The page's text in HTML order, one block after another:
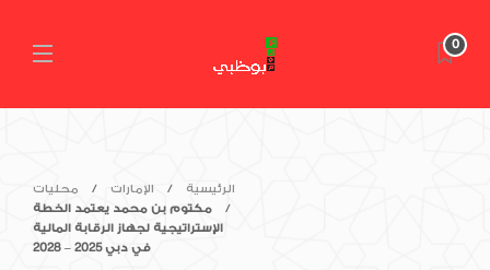
0
الرئيسية الإمارات
محليات
مكتوم بن محمد يعتمد الخطة
الإستراتيجية لجهاز الرقابة المالية
في دبي 2025 – 2028